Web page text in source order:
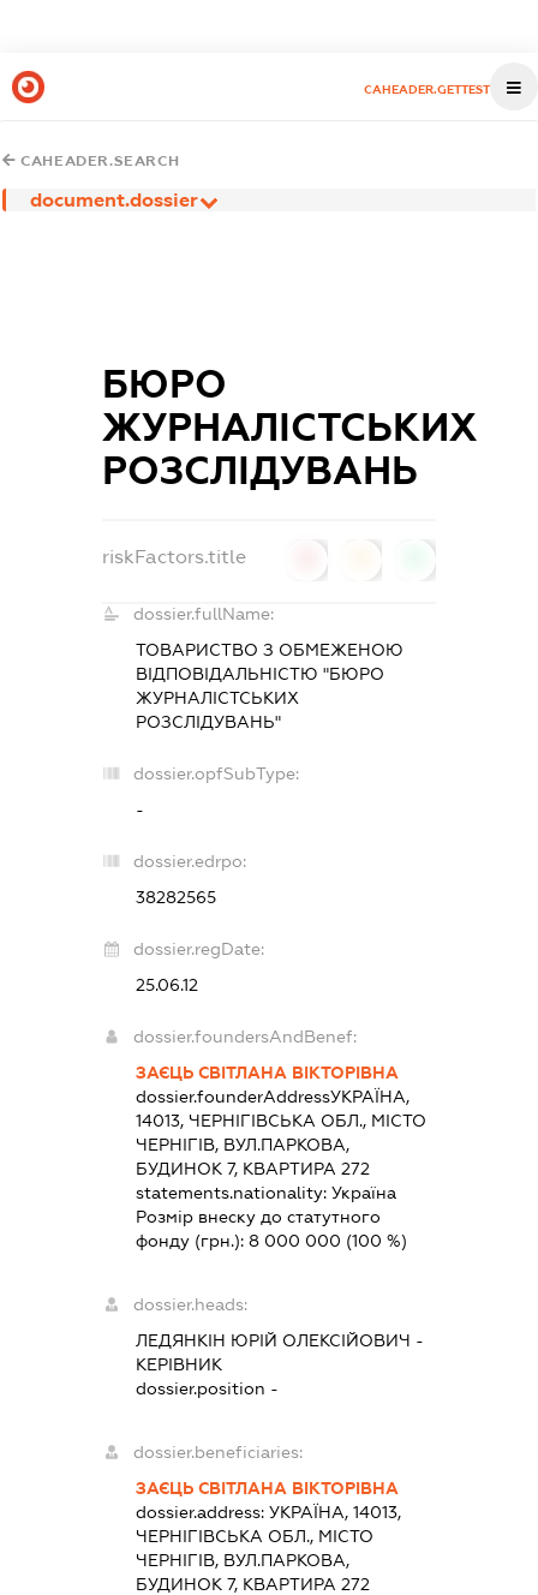
CAHEADER.GETTEST
CAHEADER.SEARCH
document.dossier
БЮРО
ЖУРНАЛІСТСЬКИХ
РОЗСЛІДУВАНЬ
riskFactors.title
dossier.fullName:
ТОВАРИСТВО З ОБМЕЖЕНОЮ
ВІДПОВІДАЛЬНІСТЮ "БЮРО
ЖУРНАЛІСТСЬКИХ
РОЗСЛІДУВАНЬ"
dossier.opfSubType:
-
dossier.edrpo:
38282565
dossier.regDate:
25.06.12
dossier.foundersAndBenef:
ЗАЄЦЬ СВІТЛАНА ВІКТОРІВНА
dossier.founderAddressУКРАЇНА,
14013, ЧЕРНІГІВСЬКА ОБЛ., МІСТО
ЧЕРНІГІВ, ВУЛ.ПАРКОВА,
БУДИНОК 7, КВАРТИРА 272
statements.nationality: Україна
Розмір внеску до статутного
фонду (грн.): 8 000 000 (100 %)
dossier.heads:
ЛЕДЯНКІН ЮРІЙ ОЛЕКСІЙОВИЧ -
КЕРІВНИК
dossier.position -
dossier.beneficiaries:
ЗАЄЦЬ СВІТЛАНА ВІКТОРІВНА
dossier.address: УКРАЇНА, 14013,
ЧЕРНІГІВСЬКА ОБЛ., МІСТО
ЧЕРНІГІВ, ВУЛ.ПАРКОВА,
БУДИНОК 7, КВАРТИРА 272